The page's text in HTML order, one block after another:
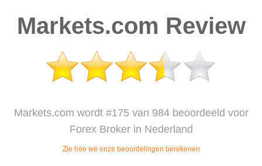
Markets.com Review
Markets.com wordt #175 van 984 beoordeeld voor
Forex Broker in Nederland
Zie hoe we onze beoordelingen berekenen